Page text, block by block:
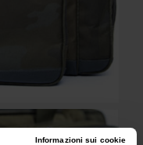
Informazioni sui cookie